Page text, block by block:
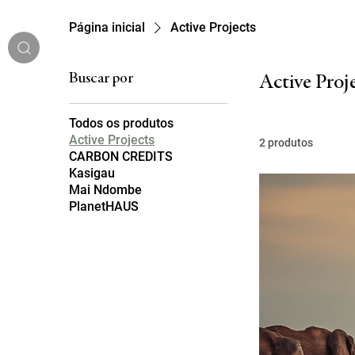
Página inicial Active Projects
Buscar por
Todos os produtos
Active Projects
CARBON CREDITS
Kasigau
Mai Ndombe
PlanetHAUS
Active
2 produtos